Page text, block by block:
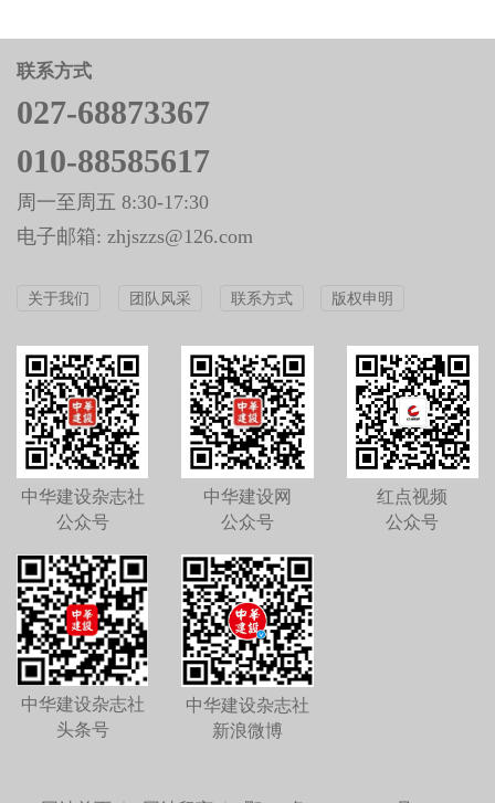
联系方式
027-68873367
010-88585617
周一至周五 8:30-17:30
电子邮箱: zhjszzs@126.com
关于我们 团队风采 联系方式 版权申明
中华建设杂志社
公众号
中华建设网
公众号
红点视频
公众号
中华建设杂志社
头条号
中华建设杂志社
新浪微博